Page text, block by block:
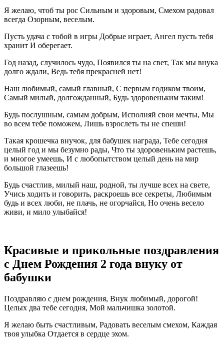
Я желаю, чтоб ты рос Сильным и здоровым, Смехом радовал
всегда Озорным, веселым.
Пусть удача с тобой в игры Добрые играет, Ангел пусть тебя
хранит И оберегает.
Год назад, случилось чудо, Появился ты на свет, Так мы внука
долго ждали, Ведь тебя прекрасней нет!
Наш любимый, самый главный, С первым годиком твоим,
Самый милый, долгожданный, Будь здоровеньким таким!
Будь послушным, самым добрым, Исполняй свои мечты, Мы
во всем тебе поможем, Лишь взрослеть ты не спеши!
Такая крошечка внучок, для бабушек награда, Тебе сегодня
целый год и мы безумно рады, Что ты здоровеньким растешь,
и многое умеешь, И с любопытством целый день на мир
большой глазеешь!
Будь счастлив, милый наш, родной, ты лучше всех на свете,
Учись ходить и говорить, раскроешь все секреты, Любимым
будь и всех люби, не плачь, не огорчайся, Но очень весело
живи, и мило улыбайся!
Красивые и прикольные поздравления
с Днем Рождения 2 года внуку от
бабушки
Поздравляю с днем рождения, Внук любимый, дорогой!
Целых два тебе сегодня, Мой мальчишка золотой.
Я желаю быть счастливым, Радовать веселым смехом, Каждая
твоя улыбка Отдается в сердце эхом.